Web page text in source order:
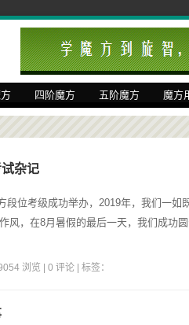
四阶魔方 五阶魔方 魔方
杂记
段位考级成功举办，2019年，我们一如
风，在8月暑假的最后一天，我们成功
浏览 | 0 评论 | 标签：